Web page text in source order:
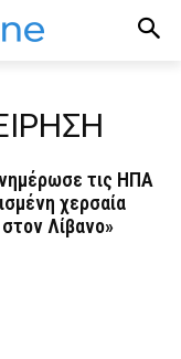
τις ΗΠΑ
χερσαία
Λίβανο»